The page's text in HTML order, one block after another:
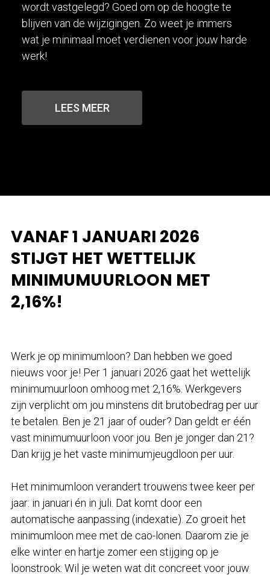
wordt vastgelegd? Goed om op de hoogte te
blijven van de wijzigingen. Zo weet je immers
wat je minimaal moet verdienen voor jouw harde
werk!
LEES MEER
VANAF 1 JANUARI 2026
STIJGT HET WETTELIJK
MINIMUMUURLOON MET
2,16%!
Werk je op minimumloon? Dan hebben we goed
nieuws voor je! Per 1 januari 2026 gaat het wettelijk
minimumuurloon omhoog met 2,16%. Werkgevers
zijn verplicht om jou minstens dit brutobedrag per uur
te betalen. Ben je 21 jaar of ouder? Dan geldt er één
vast minimumuurloon voor jou. Ben je jonger dan 21?
Dan krijg je het vaste minimumjeugdloon per uur.
Het minimumloon verandert trouwens twee keer per
jaar: in januari én in juli. Dat komt door een
automatische aanpassing (indexatie). Zo groeit het
minimumloon mee met de cao-lonen. Daarom zie je
elke winter en hartje zomer een stijging op je
loonstrook. Wil je weten wat dit concreet voor jouw